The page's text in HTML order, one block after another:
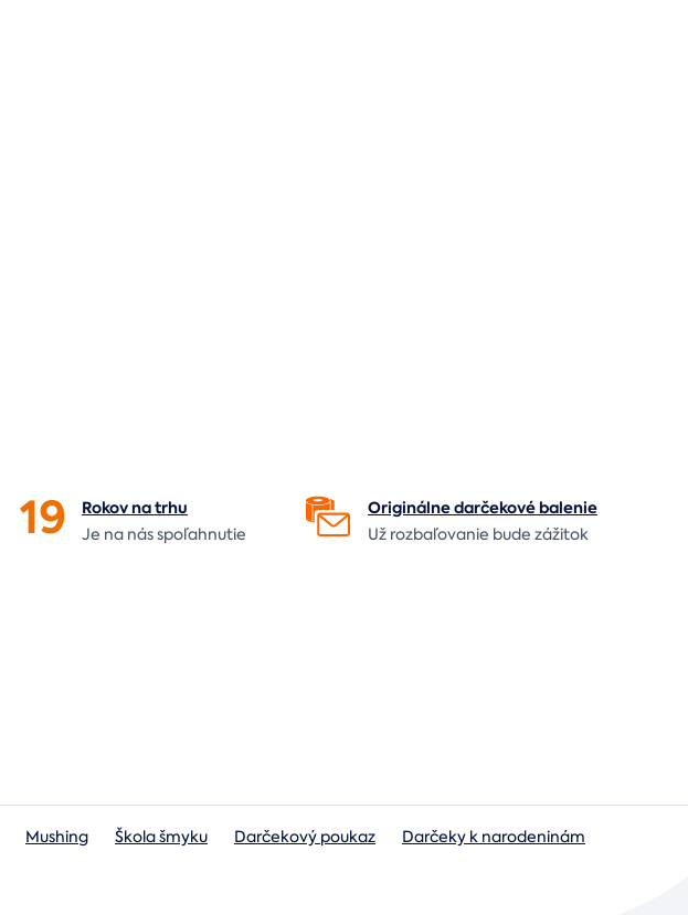
19 Rokov natrhu
Je na násspoľahnutie
Originálne darčekovébalenie
Už rozbaľovanie bude zážitok
Mushing Škola šmyku Darčekový poukaz Darčeky k narodeninám